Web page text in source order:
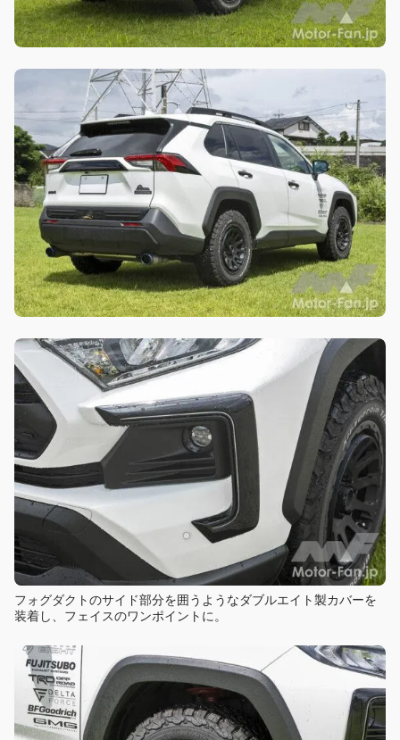
フォグダクトのサイド部分を囲うようなダブルエイト製カバーを
装着し、フェイスのワンポイントに。